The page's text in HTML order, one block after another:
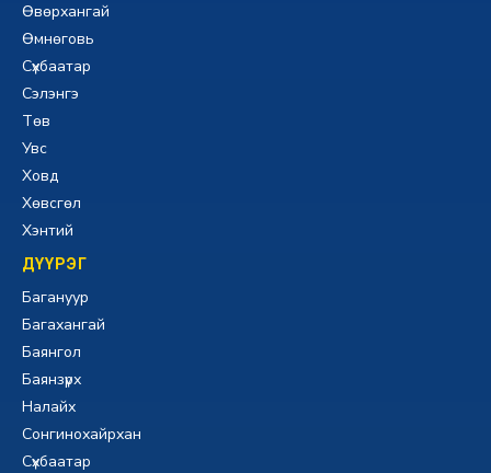
Өвөрхангай
Өмнөговь
Сүхбаатар
Сэлэнгэ
Төв
Увс
Ховд
Хөвсгөл
Хэнтий
ДҮҮРЭГ
Багануур
Багахангай
Баянгол
Баянзүрх
Налайх
Сонгинохайрхан
Сүхбаатар